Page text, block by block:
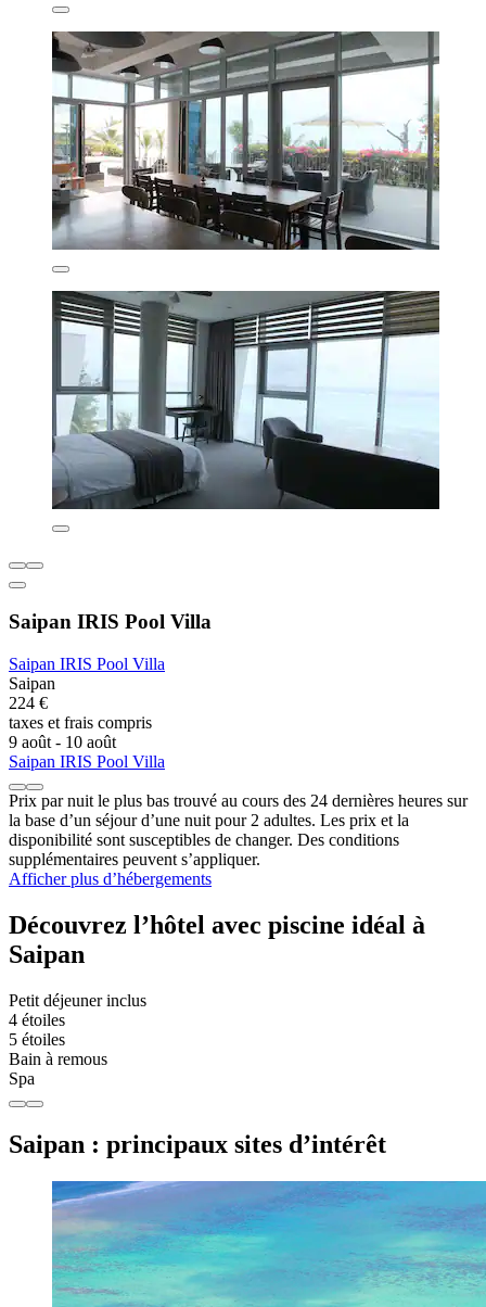
Saipan IRIS Pool Villa
Saipan IRIS Pool Villa
Saipan
224 €
taxes et frais compris
9 août - 10 août
Saipan IRIS Pool Villa
Prix par nuit le plus bas trouvé au cours des 24 dernières heures sur
la base d’un séjour d’une nuit pour 2 adultes. Les prix et la
disponibilité sont susceptibles de changer. Des conditions
supplémentaires peuvent s’appliquer.
Afficher plus d’hébergements
Découvrez l’hôtel avec piscine idéal à
Saipan
Petit déjeuner inclus
4 étoiles
5 étoiles
Bain à remous
Spa
Saipan : principaux sites d’intérêt